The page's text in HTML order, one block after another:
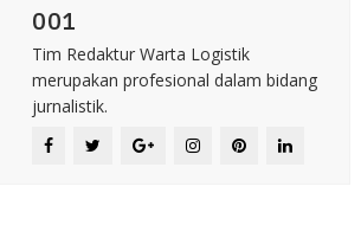
001
Tim Redaktur Warta Logistik
merupakan profesional dalam bidang
jurnalistik.